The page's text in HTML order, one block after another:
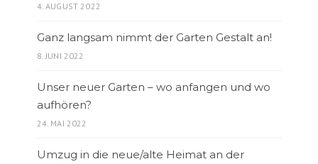
4. AUGUST 2022
Ganz langsam nimmt der Garten Gestalt an!
8. JUNI 2022
Unser neuer Garten – wo anfangen und wo
aufhören?
24. MAI 2022
Umzug in die neue/alte Heimat an der